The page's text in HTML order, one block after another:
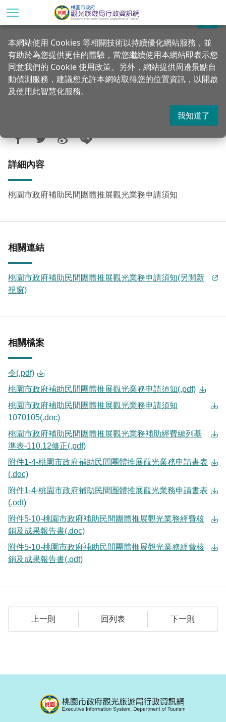
到
首頁 資訊公開 觀光旅遊相關法令
桃園市政府補助民間團體推展觀光業務申
請須知
8283
詳細內容
桃園市政府補助民間團體推展觀光業務申請須知
相關連結
桃園市政府補助民間團體推展觀光業務申請須知(另開新
視窗)
相關檔案
令(.pdf)
桃園市政府補助民間團體推展觀光業務申請須知(.pdf)
桃園市政府補助民間團體推展觀光業務申請須知
1070105(.doc)
桃園市政府補助民間團體推展觀光業務補助經費編列基
準表-110.12修正(.pdf)
附件1-4-桃園市政府補助民間團體推展觀光業務申請書表
(.doc)
附件1-4-桃園市政府補助民間團體推展觀光業務申請書表
(.odt)
附件5-10-桃園市政府補助民間團體推展觀光業務經費核
銷及成果報告書(.doc)
附件5-10-桃園市政府補助民間團體推展觀光業務經費核
銷及成果報告書(.odt)
上一則 回列表 下一則
關閉
本網站使用 Cookies 等相關技術以持續優化網站服務，並
有助於為您提供更佳的體驗，當您繼續使用本網站即表示您
同意我們的 Cookie 使用政策。另外，網站提供周邊景點自
動偵測服務，建議您允許本網站取得您的位置資訊，以開啟
及使用此智慧化服務。
我知道了